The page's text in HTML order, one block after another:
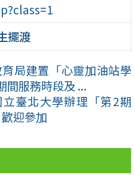
擺渡
局建置「心靈加油站學
間服務時段及 ...
立臺北大學辦理「第2期
迎參加